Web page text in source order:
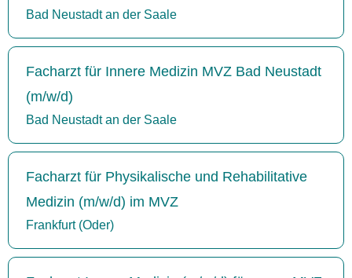
Bad Neustadt an der Saale
Facharzt für Innere Medizin MVZ Bad Neustadt
(m/w/d)
Bad Neustadt an der Saale
Facharzt für Physikalische und Rehabilitative
Medizin (m/w/d) im MVZ
Frankfurt (Oder)